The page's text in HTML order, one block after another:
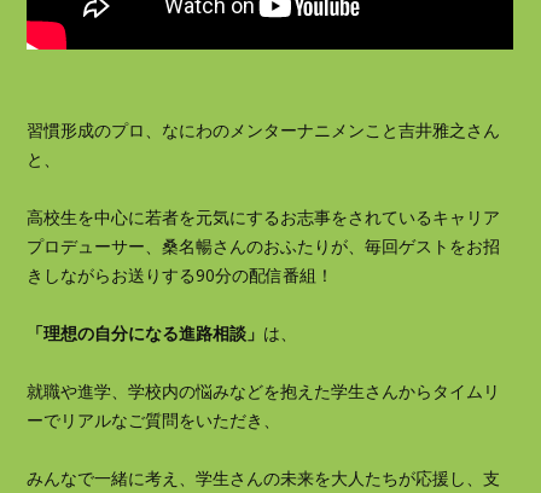
習慣形成のプロ、なにわのメンターナニメンこと吉井雅之さん
と、
高校生を中心に若者を元気にするお志事をされているキャリア
プロデューサー、桑名暢さんのおふたりが、毎回ゲストをお招
きしながらお送りする90分の配信番組！
「理想の自分になる進路相談」 は、
就職や進学、学校内の悩みなどを抱えた学生さんからタイムリ
ーでリアルなご質問をいただき、
みんなで一緒に考え、学生さんの未来を大人たちが応援し、支